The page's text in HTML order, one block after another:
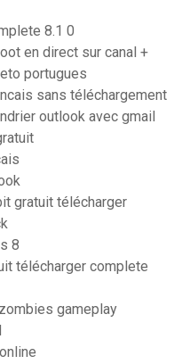
8.1 0
en direct sur canal +
portugues
sans téléchargement
outlook avec gmail
gratuit télécharger
8
télécharger complete
gameplay